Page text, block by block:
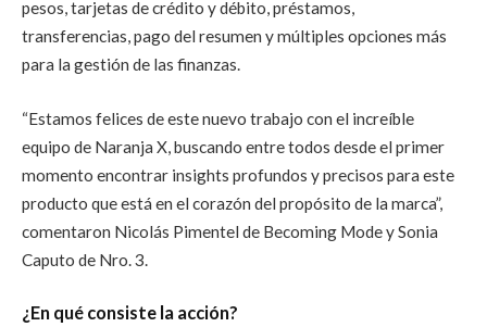
pesos, tarjetas de crédito y débito, préstamos,
transferencias, pago del resumen y múltiples opciones más
para la gestión de las finanzas.
“Estamos felices de este nuevo trabajo con el increíble
equipo de Naranja X, buscando entre todos desde el primer
momento encontrar insights profundos y precisos para este
producto que está en el corazón del propósito de la marca”,
comentaron Nicolás Pimentel de Becoming Mode y Sonia
Caputo de Nro. 3.
¿En qué consiste la acción?